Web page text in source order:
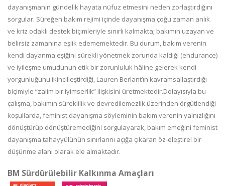
dayanışmanın gündelik hayata nüfuz etmesini neden zorlaştırdığını
sorgular. Süreğen bakım rejimi içinde dayanışma çoğu zaman anlık
ve kriz odaklı destek biçimleriyle sınırlı kalmakta; bakımın uzayan ve
belirsiz zamanına eşlik edememektedir. Bu durum, bakım verenin
kendi dayanma eşiğini sürekli yönetmek zorunda kaldığı (endurance)
ve iyileşme umudunun etik bir zorunluluk hâline gelerek kendi
yorgunluğunu ikincilleştirdiği, Lauren Berlant’ın kavramsallaştırdığı
biçimiyle “zalim bir iyimserlik” ilişkisini üretmektedir.Dolayısıyla bu
çalışma, bakımın süreklilik ve devredilemezlik üzerinden örgütlendiği
koşullarda, feminist dayanışma söyleminin bakım verenin yalnızlığını
dönüştürüp dönüştüremediğini sorgulayarak, bakım emeğini feminist
dayanışma tahayyülünün sınırlarını açığa çıkaran öz-eleştirel bir
düşünme alanı olarak ele almaktadır.
BM Sürdürülebilir Kalkınma Amaçları